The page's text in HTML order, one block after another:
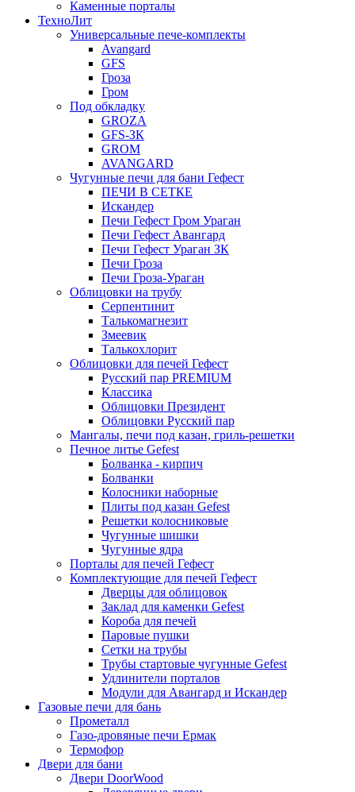
Каменные порталы
ТехноЛит
Универсальные пече-комплекты
Avangard
GFS
Гроза
Гром
Под обкладку
GROZA
GFS-ЗК
GROM
AVANGARD
Чугунные печи для бани Гефест
ПЕЧИ В СЕТКЕ
Искандер
Печи Гефест Гром Ураган
Печи Гефест Авангард
Печи Гефест Ураган ЗК
Печи Гроза
Печи Гроза-Ураган
Облицовки на трубу
Серпентинит
Талькомагнезит
Змеевик
Талькохлорит
Облицовки для печей Гефест
Русский пар PREMIUM
Классика
Облицовки Президент
Облицовки Русский пар
Мангалы, печи под казан, гриль-решетки
Печное литье Gefest
Болванка - кирпич
Болванки
Колосники наборные
Плиты под казан Gefest
Решетки колосниковые
Чугунные шишки
Чугунные ядра
Порталы для печей Гефест
Комплектующие для печей Гефест
Дверцы для облицовок
Заклад для каменки Gefest
Короба для печей
Паровые пушки
Сетки на трубы
Трубы стартовые чугунные Gefest
Удлинители порталов
Модули для Авангард и Искандер
Газовые печи для бань
Прометалл
Газо-дровяные печи Ермак
Термофор
Двери для бани
Двери DoorWood